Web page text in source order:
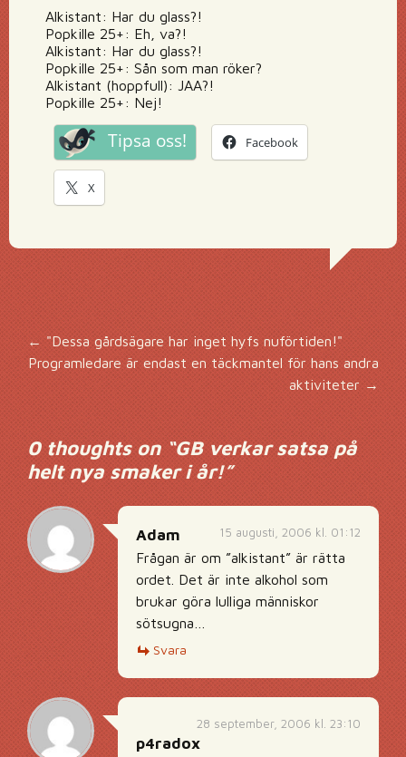
Alkistant: Har du glass?!
Popkille 25+: Eh, va?!
Alkistant: Har du glass?!
Popkille 25+: Sån som man röker?
Alkistant (hoppfull): JAA?!
Popkille 25+: Nej!
Tipsa oss! Facebook
X
Inläggsnavigering
← "Dessa gårdsägare har inget hyfs nuförtiden!"
Programledare är endast en täckmantel för hans andra
aktiviteter→
0 thoughts on “GB verkar satsa på
helt nya smaker i år!”
15 augusti, 2006 kl. 01:12
Adam
Frågan är om ”alkistant” är rätta
ordet. Det är inte alkohol som
brukar göra lulliga människor
sötsugna…
Svara
28 september, 2006 kl. 23:10
p4radox